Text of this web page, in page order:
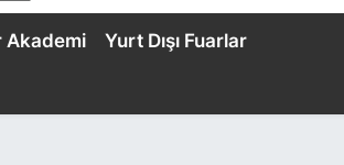
Akademi Yurt Dışı Fuarlar